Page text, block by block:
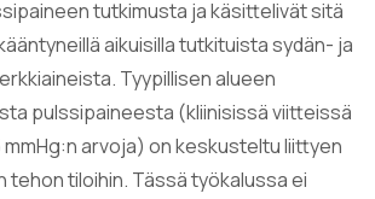
tutkimusta ja käsittelivät sitä
aikuisilla tutkituista sydän- ja
Tyypillisen alueen
pulssipaineesta (kliinisissä viitteissä
mmHg:n arvoja) on keskusteltu liittyen
tehon tiloihin. Tässä työkalussa ei